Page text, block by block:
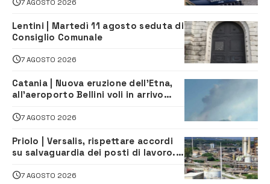
7 AGOSTO 2026
Lentini | Martedì 11 agosto seduta di
Consiglio Comunale
7 AGOSTO 2026
Catania | Nuova eruzione dell’Etna,
all’aeroporto Bellini voli in arrivo
7 AGOSTO 2026
Priolo | Versalis, rispettare accordi
su salvaguardia dei posti di lavoro. Il
7 AGOSTO 2026